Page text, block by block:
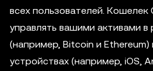
всех пользователей. Кошелек
управлять вашими активами в
(например, Bitcoin и Ethereum)
устройствах (например, iOS,